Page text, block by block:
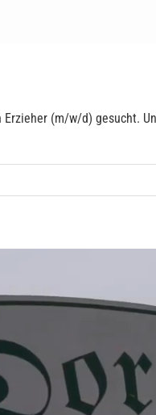
(m/w/d) gesucht.